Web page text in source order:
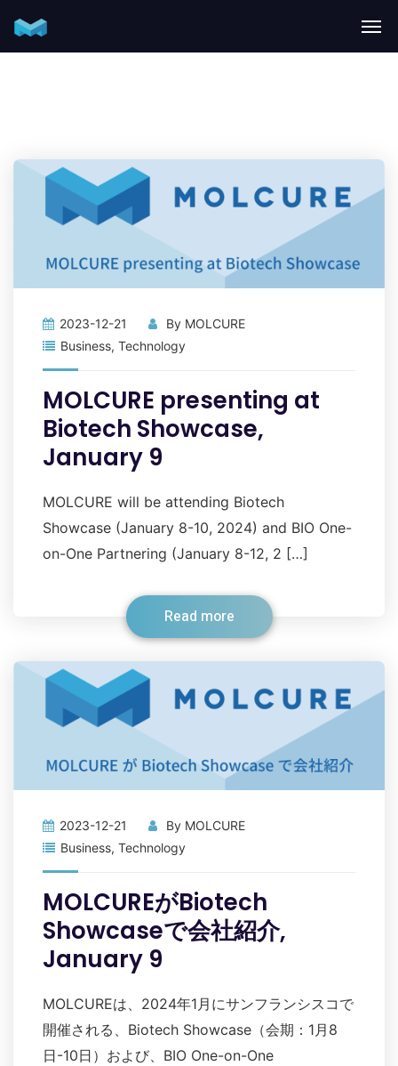
2023-12-21 By MOLCURE
Business, Technology
MOLCURE presenting at
Biotech Showcase,
January 9
MOLCURE will be attending Biotech
Showcase (January 8-10, 2024) and BIO One-
on-One Partnering (January 8-12, 2 […]
Read more
2023-12-21 By MOLCURE
Business, Technology
MOLCUREがBiotech
Showcaseで会社紹介,
January 9
MOLCUREは、2024年1月にサンフランシスコで
開催される、Biotech Showcase（会期：1月8
日-10日）および、BIO One-on-One